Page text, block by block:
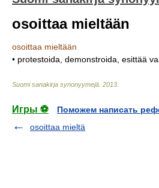
osoittaa mieltään
osoittaa mieltään
• protestoida, demonstroida, esittää
Suomi sanakirja synonyymejä 2013
Игры ⚽
Поможем написать
osoittaa mieltä